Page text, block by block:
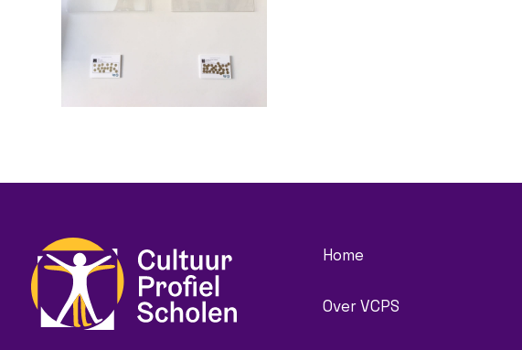
Home
Over VCPS